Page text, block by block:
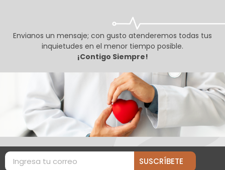
Envianos un mensaje; con gusto atenderemos todas tus
inquietudes en el menor tiempo posible.
¡Contigo Siempre!
SUSCRÍBETE